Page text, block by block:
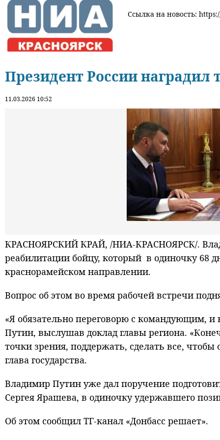
Ссылка на новость:
Президент России наградил
11.03.2026 10:52
КРАСНОЯРСКИЙ КРАЙ, /НИА-КРАСНОЯРСК/.
реабилитации бойцу, который в одиночку 68
краснорамейском направлении.
Вопрос об этом во время рабочей встречи
«Я обязательно переговорю с командующим, и
Путин, выслушав доклад главы региона.
точки зрения, поддержать, сделать все,
глава государства.
Владимир Путин уже дал поручение
Сергея Ярашева, в одиночку удержавшего
Об этом сообщил ТГ-канал «Донбасс решает».